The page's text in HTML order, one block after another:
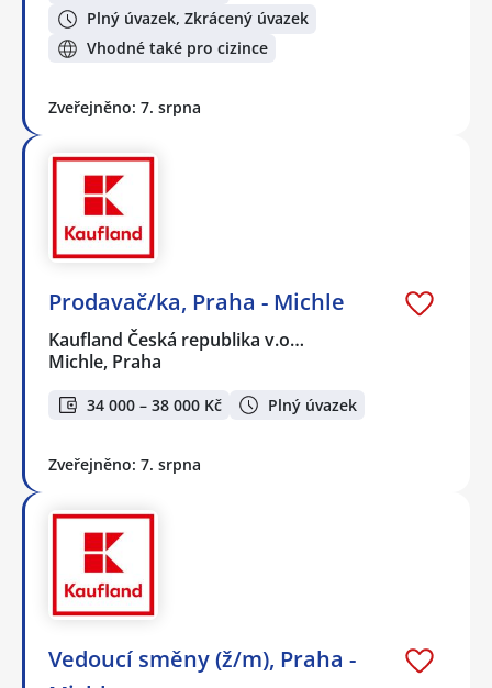
Plný úvazek, Zkrácený úvazek
Vhodné také pro cizince
Zveřejněno: 7. srpna
Prodavač/ka, Praha - Michle
Kaufland Česká republika v.o…
Michle, Praha
34 000 – 38 000 Kč Plný úvazek
Zveřejněno: 7. srpna
Vedoucí směny (ž/m), Praha -